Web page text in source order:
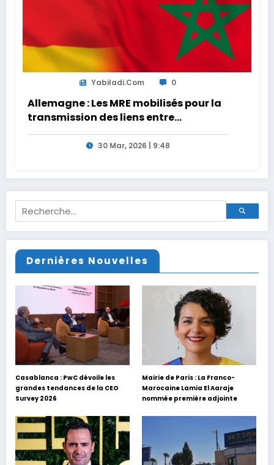
Yabiladi.com 0
Allemagne : Les MRE mobilisés pour la
transmission des liens entre
générations
30 Mar, 2026 | 9:48
Dernières Nouvelles
Casablanca : PwC dévoile les
grandes tendances de la CEO
Survey 2026
Mairie de Paris : La Franco-
Marocaine Lamia El Aaraje
nommée première adjointe